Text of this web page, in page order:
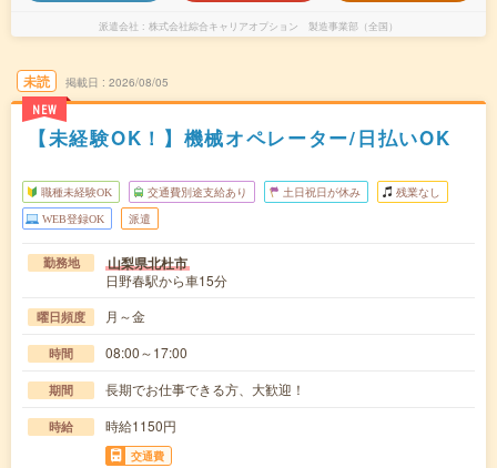
派遣会社 株式会社綜合キャリアオプション 製造事業部（全国）
未読
NEW
掲載日 2026/08/05
【未経験OK！】機械オペレーター/日払いOK
職種未経験OK 交通費別途支給あり 土日祝日が休み 残業なし
WEB登録OK 派遣
勤務地 山梨県北杜市
日野春駅から車15分
曜日頻度 月～金
時間 08:00～17:00
期間 長期でお仕事できる方、大歓迎！
時給 時給1150円
交通費